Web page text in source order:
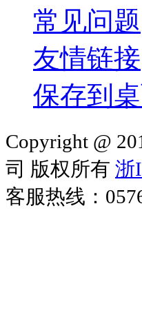
常见问题
友情链接
保存到
Copyright @
司 版权所有 浙
客服热线：